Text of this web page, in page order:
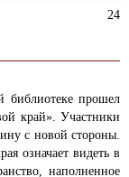
24
библиотеке прошел
край». Участники
с новой стороны.
означает видеть в
наполненное